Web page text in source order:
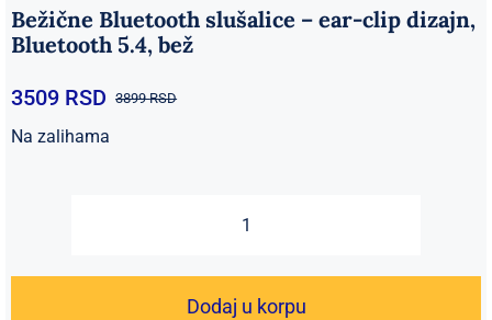
Bežične Bluetooth slušalice – ear-clip dizajn,
Bluetooth 5.4, bež
3899RSDOriginalna
3899 RSD.
3509 RSD
Trenutna
Na zalihama
Bežične
slušalice
Dodaj u korpu